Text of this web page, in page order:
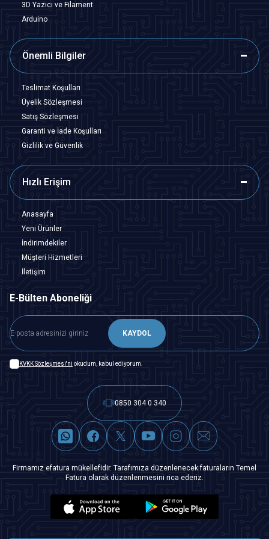
3D Yazıcı ve Filament
Arduino
Önemli Bilgiler
Teslimat Koşulları
Üyelik Sözleşmesi
Satış Sözleşmesi
Garanti ve İade Koşulları
Gizlilik ve Güvenlik
Hızlı Erişim
Anasayfa
Yeni Ürünler
İndirimdekiler
Müşteri Hizmetleri
İletişim
E-Bülten Aboneliği
KAYDOL
KVKK Sözleşmesi'ni okudum, kabul ediyorum.
0850 304 0 340
Firmamız efatura mükellefidir. Tarafımıza düzenlenecek faturaların Temel
Fatura olarak düzenlenmesini rica ederiz.